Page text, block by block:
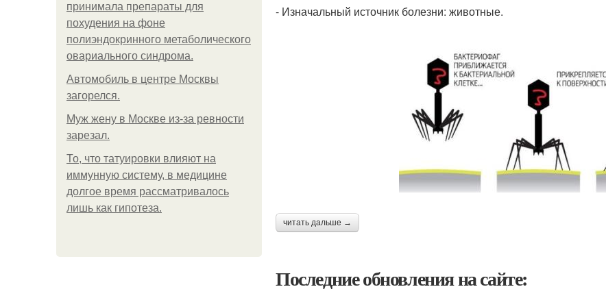
принимала препараты для
похудения на фоне
полиэндокринного метаболического
овариального синдрома.
Автомобиль в центре Москвы
загорелся.
Mуж жену в Москве из-за ревности
зарезал.
То, что татуировки влияют на
иммунную систему, в медицине
долгое время рассматривалось
лишь как гипотеза.
- Изначальный источник болезни: животные.
читать дальше →
Последние обновления на сайте: